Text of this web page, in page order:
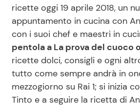
News benessere
Salute
Viaggi e Turismo
ricette oggi 19 aprile 2018, un
appuntamento in cucina con
con i suoi chef e maestri in
pentola a La prova del cuoco
ricette dolci, consigli e ogni
tutto come sempre andrà in
mezzogiorno su Rai 1; si inizia
Tinto e a seguire la ricetta di